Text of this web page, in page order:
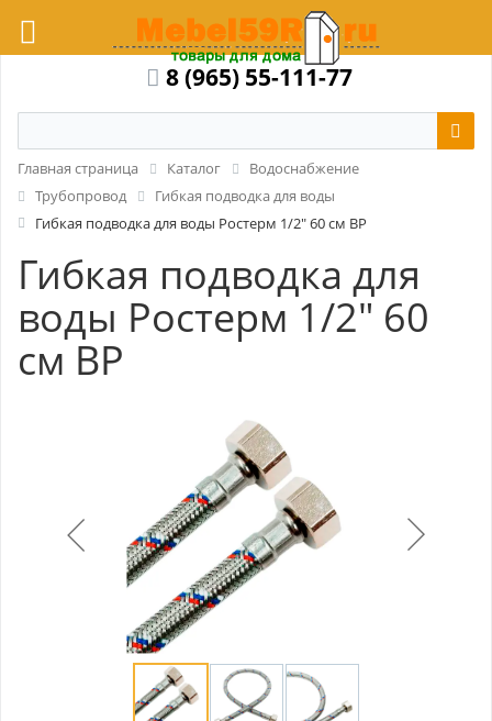
8 (965) 55-111-77
Главная страница Каталог
Водоснабжение
Трубопровод
Гибкая подводка для воды
Гибкая подводка для воды Ростерм 1/2" 60 см ВР
Гибкая подводка для
воды Ростерм 1/2" 60
см ВР